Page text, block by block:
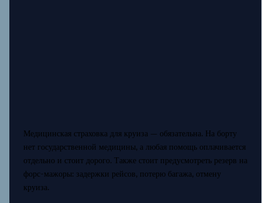
Медицинская страховка для круиза — обязательна. На борту
нет государственной медицины, а любая помощь оплачивается
отдельно и стоит дорого. Также стоит предусмотреть резерв на
форс-мажоры: задержки рейсов, потерю багажа, отмену
круиза.